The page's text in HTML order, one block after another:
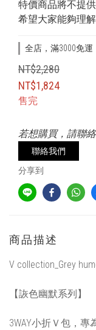
特價商品將不提
希望大家能夠理
全店，滿3000免運
NT$2,280
NT$1,824
售完
若想購買，請聯絡
聯絡我們
分享到
商品描述
V collection_Grey
【詼
3WAY小折Ｖ包，